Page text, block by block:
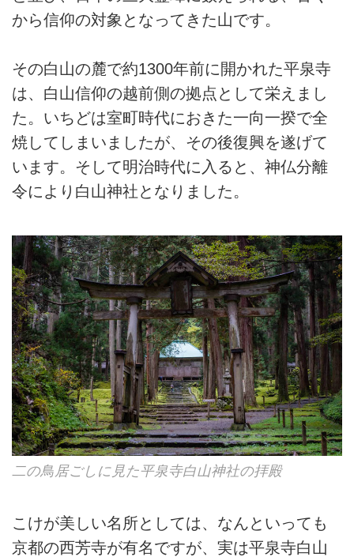
から信仰の対象となってきた山です。
その白山の麓で約1300年前に開かれた平泉寺
は、白山信仰の越前側の拠点として栄えまし
た。いちどは室町時代におきた一向一揆で全
焼してしまいましたが、その後復興を遂げて
います。そして明治時代に入ると、神仏分離
令により白山神社となりました。
二の鳥居ごしに見た平泉寺白山神社の拝殿
こけが美しい名所としては、なんといっても
京都の西芳寺が有名ですが、実は平泉寺白山